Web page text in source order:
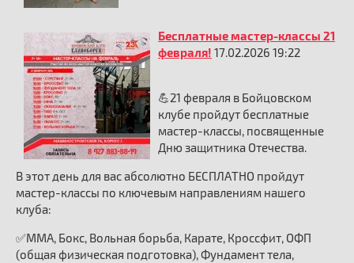
Бесплатные мастер-классы 21
февраля! 17.02.2026 19:22
💪21 февраля в Бойцовском
клубе пройдут бесплатные
мастер-классы, посвященные
Дню защитника Отечества.
В этот день для вас абсолютно БЕСПЛАТНО пройдут
мастер-классы по ключевым направлениям нашего
клуба:
✅ММА, Бокс, Вольная борьба, Карате, Кроссфит, ОФП
(общая физическая подготовка), Фундамент тела,